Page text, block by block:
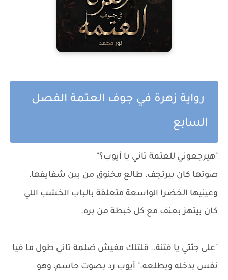
رواية زهرة في جوف العتمة الفصل
السابع
"هيرجعوني للعتمة تاني يا أيوب؟"
صوتها كان بيرتجف، طالع مخنوق من بين شفايفها،
وعينيها الخضرا الواسعة متعلقة بالباب الخشب اللي
كان بيتهز بعنف مع كل خبطة من بره.
"على جثتي يا فتنة.. قلتلك مفيش ضلمة تاني طول ما فيا
نفس بدخله وبطلعه." أيوب رد بصوت حاسم، وهو